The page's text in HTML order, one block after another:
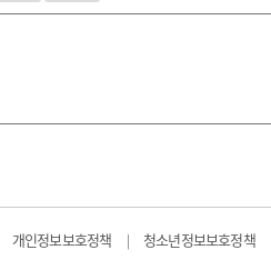
개인정보보호정책 | 청소년정보보호정책